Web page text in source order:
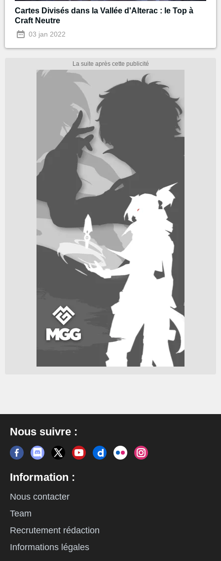
Cartes Divisés dans la Vallée d'Alterac : le Top à
Craft Neutre
03 jan 2022
Nous suivre :
Information :
Nous contacter
Team
Recrutement rédaction
Informations légales